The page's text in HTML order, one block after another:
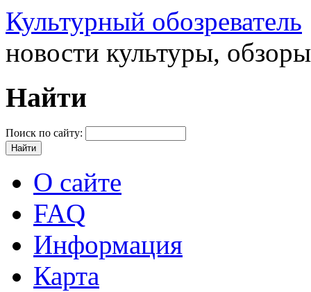
Культурный обозреватель
новости культуры,
Найти
Поиск по сайту:
О сайте
FAQ
Информация
Карта